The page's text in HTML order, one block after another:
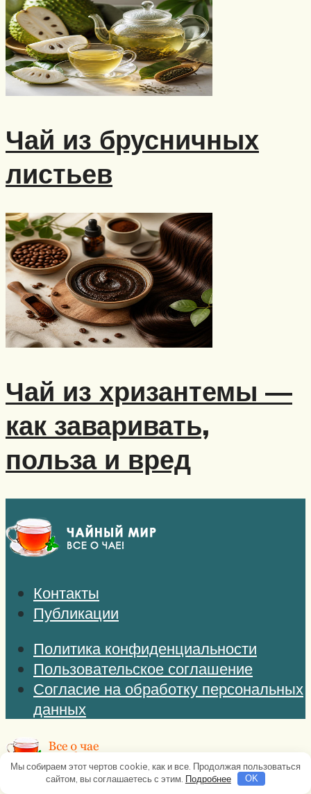
Чай из брусничных
листьев
Чай из хризантемы —
как заваривать,
польза и вред
Контакты
Публикации
Политика конфиденциальности
Пользовательское соглашение
Согласие на обработку персональных
данных
Мы собираем этот чертов cookie, как и все. Продолжая пользоваться
сайтом, вы соглашаетесь с этим. Подробнее OK